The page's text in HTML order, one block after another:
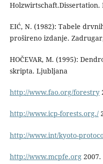
Holzwirtschaft.Dissertation.
EIĆ, N. (1982): Tabele
prošireno izdanje.
HOČEVAR, M. (1995):
skripta. Ljubljana
http://www.fao.org/forestry
http://www.icp-forests.org./
http://www.int/kyoto-
http://www.mcpfe.org2007.